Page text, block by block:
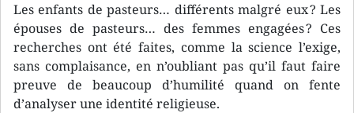
Les enfants de pasteurs… différents malgré eux ? Les
épouses de pasteurs… des femmes engagées ? Ces
recherches ont été faites, comme la science l’exige,
sans complaisance, en n’oubliant pas qu’il faut faire
preuve de beaucoup d’humilité quand on fente
d’analyser une identité religieuse.